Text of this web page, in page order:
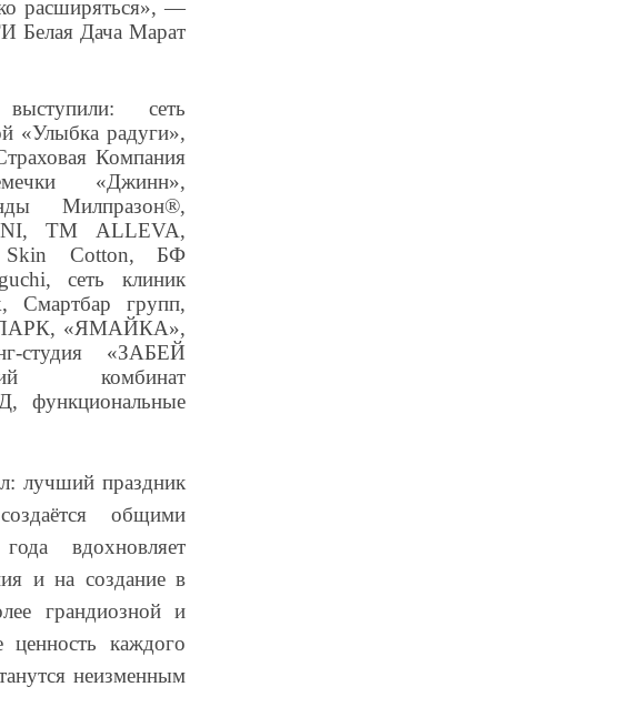
расширяться», —
Белая Дача Марат
сеть
«Улыбка радуги»,
Компания
«Джинн»,
Милпразон®,
TM ALLEVA,
Skin Cotton, БФ
сеть клиник
Смартбар групп,
«ЯМАЙКА»,
студия «ЗАБЕЙ
комбинат
функциональные
лучший праздник
общими
вдохновляет
и на создание в
грандиозной и
каждого
неизменным